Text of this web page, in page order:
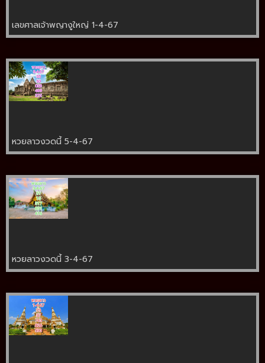
เลขศาลเจ้าพญางูใหญ่ 1-4-67
หวยลาวงวดนี้ 5-4-67
หวยลาวงวดนี้ 3-4-67